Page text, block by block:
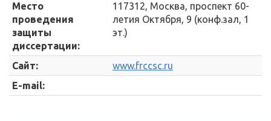
Место
проведения
защиты
диссертации:
117312, Москва, проспект 60-
летия Октября, 9 (конф.зал, 1
эт.)
Сайт:
www.frccsc.ru
E-mail: